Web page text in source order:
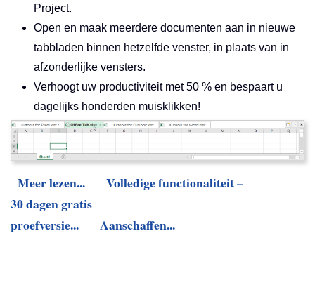
Project.
Open en maak meerdere documenten aan in nieuwe
tabbladen binnen hetzelfde venster, in plaats van in
afzonderlijke vensters.
Verhoogt uw productiviteit met 50 % en bespaart u
dagelijks honderden muisklikken!
Meer lezen...
Volledige functionaliteit –
30 dagen gratis
proefversie...
Aanschaffen...